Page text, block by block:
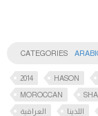
CATEGORIES
2014 HASON
MOROCCAN
العراقية
اللذينا